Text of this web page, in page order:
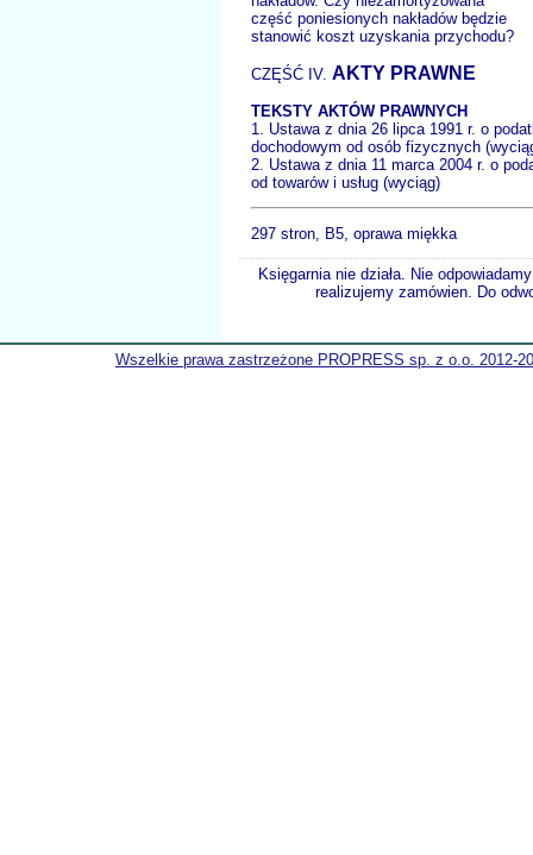
część poniesionych nakładów będzie
stanowić koszt uzyskania przychodu?
CZĘŚĆ IV. AKTY PRAWNE
TEKSTY AKTÓW PRAWNYCH
1. Ustawa z dnia 26 lipca 1991 r. o
dochodowym od osób fizycznych
2. Ustawa z dnia 11 marca 2004 r. o
od towarów i usług (wyciąg)
297 stron, B5, oprawa miękka
Księgarnia nie działa. Nie
realizujemy zamówien. Do
Wszelkie prawa zastrzeżone PROPRESS sp. z o.o. 2012-